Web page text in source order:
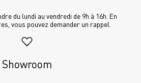
du lundi au vendredi de 9h à 16h. En
vous pouvez demander un rappel.
Showroom